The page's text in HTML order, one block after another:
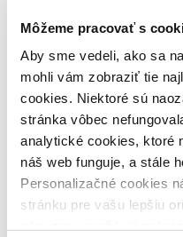
Môžeme pracovať s
Aby sme vedeli, ako sa
mohli vám zobraziť tie
cookies. Niektoré sú
stránka vôbec
analytické cookies, ktoré
náš web funguje, a stále
Personalizačné cookies
stránku pre vašu lepšiu
Väzba
Zúžiť výber
Zoradiť
Top hodnotené
Novinky